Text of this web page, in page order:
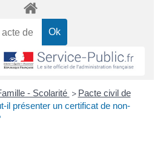
- Scolarité > Pacte civil de
il présenter un certificat de non-